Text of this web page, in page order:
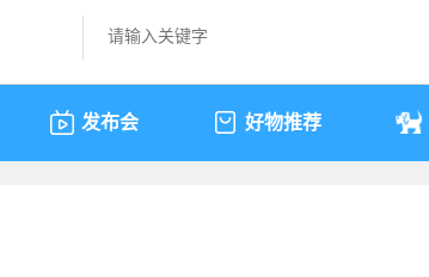
发布会 好物推荐